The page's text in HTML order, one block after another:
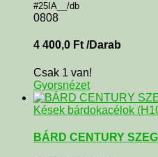
#25IA__/db
0808
4 400,0 Ft /Darab
Csak 1 van!
Gyorsnézet
Kések bárdokacélok
BÁRD CENTURY